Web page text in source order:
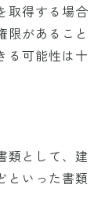
取得する場合
限があること
る可能性は十
類として、建
といった書類